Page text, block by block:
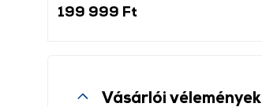
199 999 Ft
Vásárlói vélemények